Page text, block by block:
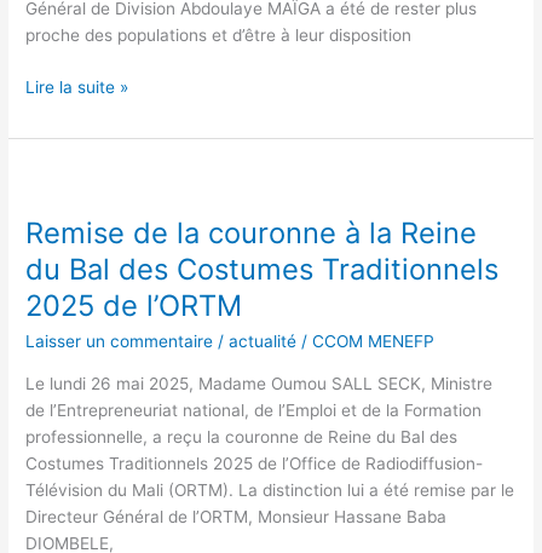
Général de Division Abdoulaye MAÏGA a été de rester plus
proche des populations et d’être à leur disposition
Lire la suite »
Remise de la couronne à la Reine
du Bal des Costumes Traditionnels
2025 de l’ORTM
Laisser un commentaire /actualité /CCOM MENEFP
Le lundi 26 mai 2025, Madame Oumou SALL SECK, Ministre
de l’Entrepreneuriat national, de l’Emploi et de la Formation
professionnelle, a reçu la couronne de Reine du Bal des
Costumes Traditionnels 2025 de l’Office de Radiodiffusion-
Télévision du Mali (ORTM). La distinction lui a été remise par le
Directeur Général de l’ORTM, Monsieur Hassane Baba
DIOMBELE,
la
couronne
à
la
Reine
Bal
des
Costumes
Traditionnels
2025
de
l’ORTM